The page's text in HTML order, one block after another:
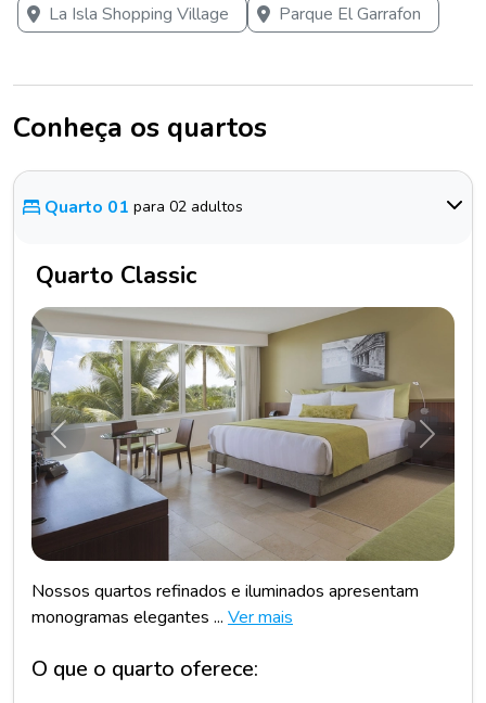
La Isla Shopping Village
Parque El Garrafon
Conheça os quartos
Quarto 01 para 02 adultos
Quarto Classic
Anterior
Nossos quartos refinados e iluminados apresentam
monogramas elegantes ... Ver mais
O que o quarto oferece: